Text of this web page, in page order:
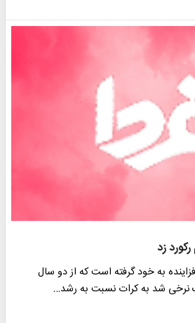
زد
به خود گرفته است که از دو سال
نرخی شد به کرات نسبت به رشد…